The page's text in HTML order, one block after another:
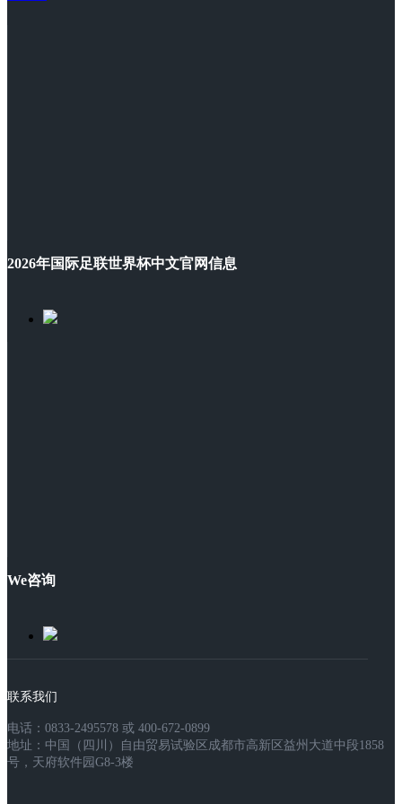
2026年国际足联世界杯中文官网信息
We咨询
联系我们
电话：0833-2495578 或 400-672-0899
地址：中国（四川）自由贸易试验区成都市高新区益州大道中段1858
号，天府软件园G8-3楼